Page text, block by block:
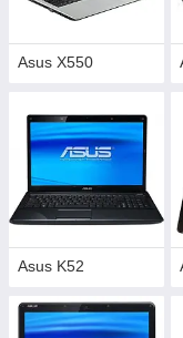
Asus X550
Asus K52